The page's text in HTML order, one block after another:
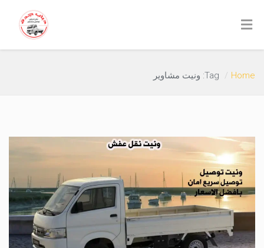
Home Tag: ونيت مشاوير